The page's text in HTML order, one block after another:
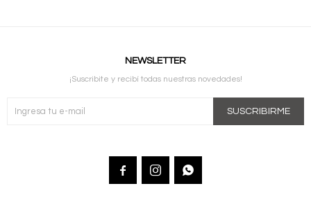
NEWSLETTER
¡Suscribite y recibí todas nuestras novedades!
SUSCRIBIRME
  